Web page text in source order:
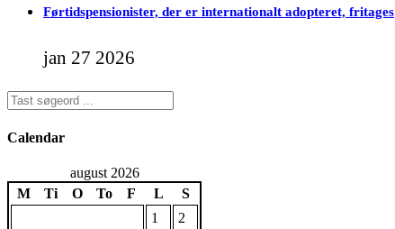
Førtidspensionister, der er internationalt adopteret, fritages
jan 27 2026
Calendar
august 2026
M
Ti O To F L
S
1
2